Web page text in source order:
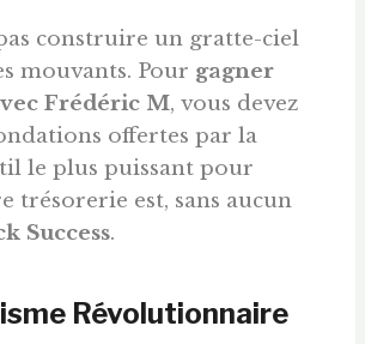
construire un gratte-ciel
mouvants. Pour gagner
Frédéric M, vous devez
offertes par la
le plus puissant pour
trésorerie est, sans aucun
Success.
Révolutionnaire